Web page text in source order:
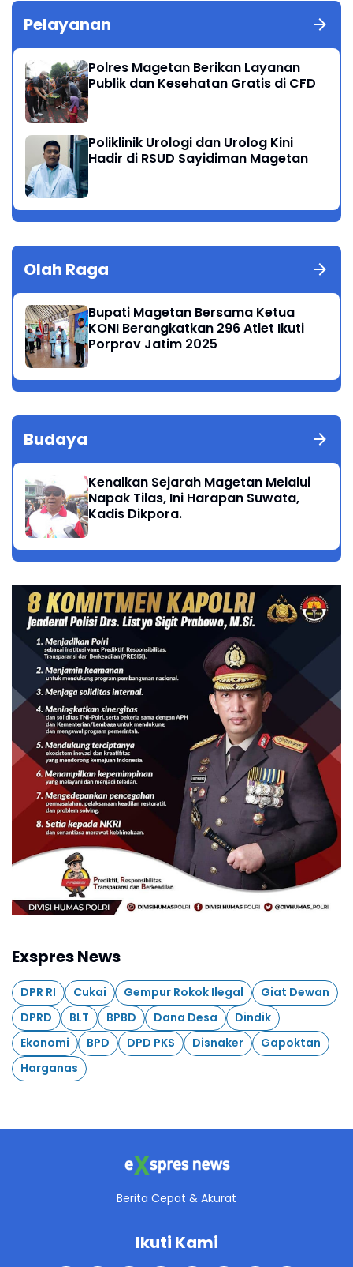
Pelayanan
Polres Magetan Berikan Layanan
Publik dan Kesehatan Gratis di CFD
Poliklinik Urologi dan Urolog Kini
Hadir di RSUD Sayidiman Magetan
Olah Raga
Bupati Magetan Bersama Ketua
KONI Berangkatkan 296 Atlet Ikuti
Porprov Jatim 2025
Budaya
Kenalkan Sejarah Magetan Melalui
Napak Tilas, Ini Harapan Suwata,
Kadis Dikpora.
Exspres News
DPR RI Cukai Gempur Rokok Ilegal
Giat Dewan
DPRD
BLT BPBD Dana Desa
Dindik
Ekonomi
BPD DPD PKS Disnaker
Gapoktan
Harganas
Berita Cepat & Akurat
Ikuti Kami